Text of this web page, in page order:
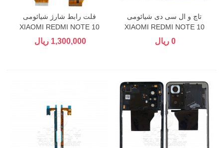
تاچ و ال سی دی شیائومی
XIAOMI REDMI NOTE 10
PRO , REDMI NOTE 10 PRO
MAX
0 ریال
فلت رابط شارژ شیائومی
XIAOMI REDMI NOTE 10
PRO
1,300,000 ریال